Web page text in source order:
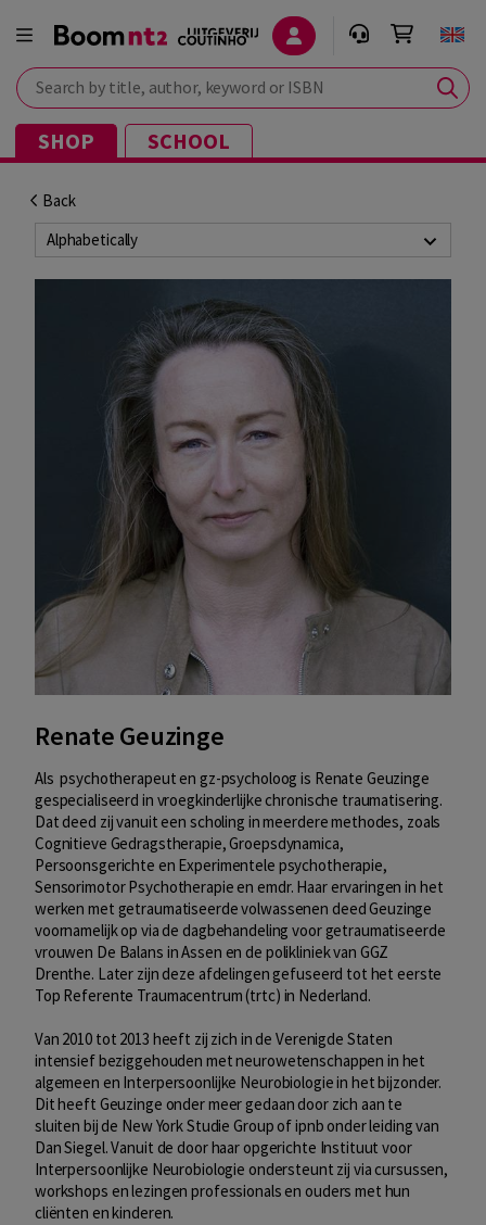
Search by title, author, keyword or ISBN
SHOP SCHOOL
Back
Alphabetically
Renate Geuzinge
Als psychotherapeut en gz-psycholoog is Renate Geuzinge
gespecialiseerd in vroegkinderlijke chronische traumatisering.
Dat deed zij vanuit een scholing in meerdere methodes, zoals
Cognitieve Gedragstherapie, Groepsdynamica,
Persoonsgerichte en Experimentele psychotherapie,
Sensorimotor Psychotherapie en emdr. Haar ervaringen in het
werken met getraumatiseerde volwassenen deed Geuzinge
voornamelijk op via de dagbehandeling voor getraumatiseerde
vrouwen De Balans in Assen en de polikliniek van GGZ
Drenthe. Later zijn deze afdelingen gefuseerd tot het eerste
Top Referente Traumacentrum (trtc) in Nederland.
Van 2010 tot 2013 heeft zij zich in de Verenigde Staten
intensief beziggehouden met neurowetenschappen in het
algemeen en Interpersoonlijke Neurobiologie in het bijzonder.
Dit heeft Geuzinge onder meer gedaan door zich aan te
sluiten bij de New York Studie Group of ipnb onder leiding van
Dan Siegel. Vanuit de door haar opgerichte Instituut voor
Interpersoonlijke Neurobiologie ondersteunt zij via cursussen,
workshops en lezingen professionals en ouders met hun
cliënten en kinderen.